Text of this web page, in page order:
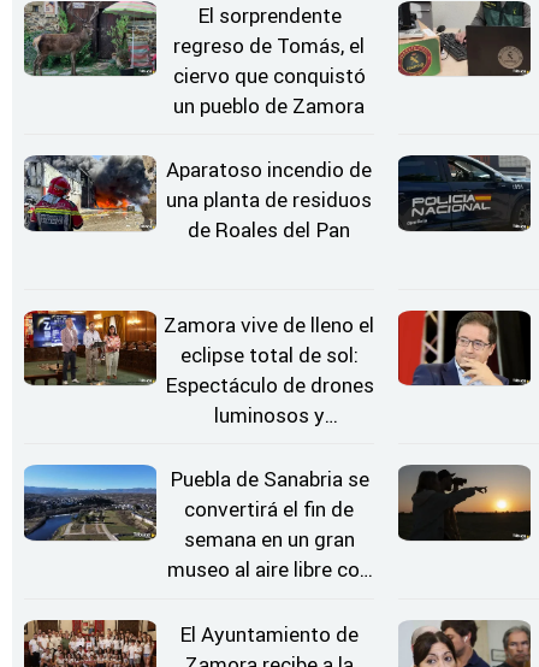
El sorprendente
regreso de Tomás, el
ciervo que conquistó
un pueblo de Zamora
Aparatoso incendio de
una planta de residuos
de Roales del Pan
Zamora vive de lleno el
eclipse total de sol:
Espectáculo de drones
luminosos y
Estrellas
Puebla de Sanabria se
convertirá el fin de
semana en un gran
museo al aire libre con
El Ayuntamiento de